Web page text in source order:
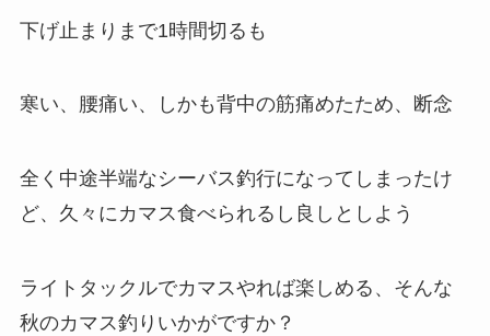
下げ止まりまで1時間切るも
寒い、腰痛い、しかも背中の筋痛めたため、断念
全く中途半端なシーバス釣行になってしまったけ
ど、久々にカマス食べられるし良しとしよう
ライトタックルでカマスやれば楽しめる、そんな
秋のカマス釣りいかがですか？